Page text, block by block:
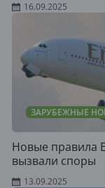
16.09.2025
ЗАРУБЕЖНЫЕ
Новые правила
вызвали споры
13.09.2025